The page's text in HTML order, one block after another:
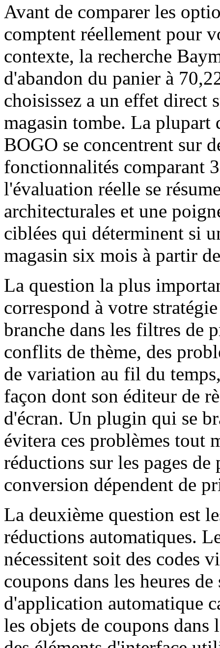
Avant de comparer les
comptent réellement pour
contexte, la recherche
d'abandon du panier à
choisissez a un effet direct
magasin tombe. La plupart
BOGO se concentrent sur
fonctionnalités comparant
l'évaluation réelle se
architecturales et une
ciblées qui déterminent si
magasin six mois à partir
La question la plus
correspond à votre
branche dans les filtres de
conflits de thème, des
de variation au fil du
façon dont son éditeur de
d'écran. Un plugin qui se
évitera ces problèmes tout
réductions sur les pages
conversion dépendent de
La deuxième question est
réductions automatiques.
nécessitent soit des codes
coupons dans les heures
d'application automatique
les objets de coupons dans